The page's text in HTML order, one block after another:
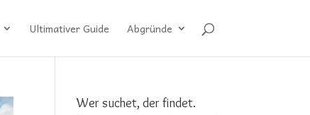
Ultimativer Guide Abgründe
Wer suchet, der findet.